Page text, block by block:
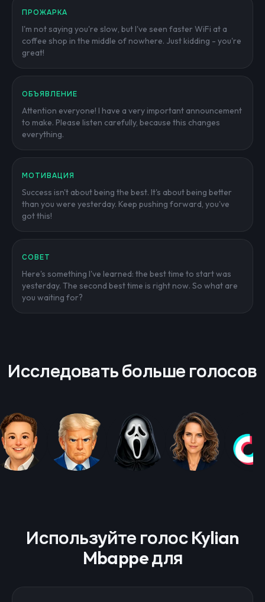
ПРОЖАРКА
I'm not saying you're slow, but I've seen faster WiFi at a
coffee shop in the middle of nowhere. Just kidding - you're
great!
ОБЪЯВЛЕНИЕ
Attention everyone! I have a very important announcement
to make. Please listen carefully, because this changes
everything.
МОТИВАЦИЯ
Success isn't about being the best. It's about being better
than you were yesterday. Keep pushing forward, you've
got this!
СОВЕТ
Here's something I've learned: the best time to start was
yesterday. The second best time is right now. So what are
you waiting for?
Исследовать больше голосов
Используйте голос Kylian
Mbappe для